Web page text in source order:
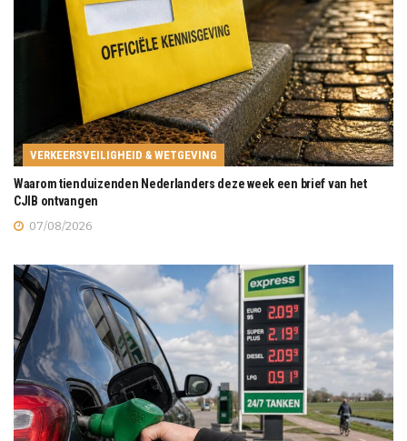
VERKEERSVEILIGHEID & WETGEVING
Waarom tienduizenden Nederlanders deze week een brief van het
CJIB ontvangen
07/08/2026